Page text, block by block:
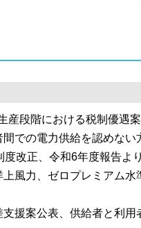
再審議を実施。 注目を集
案を公表予定。
産段階における税制優遇
での電力供給を認めない
改正、令和6年度報告よ
風力、ゼロプレミアム水
援案公表、供給者と利用